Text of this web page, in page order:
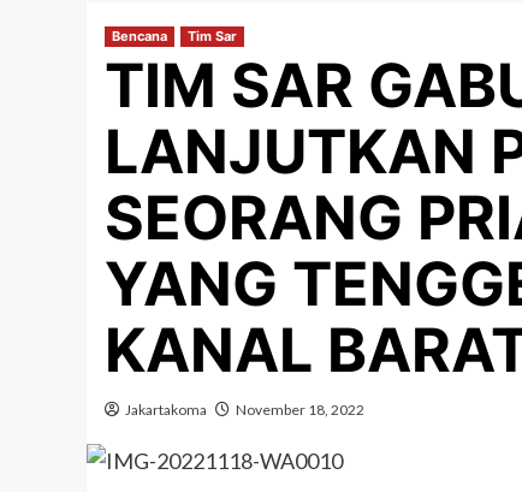
Bencana Tim Sar
TIM SAR
LANJUTKAN
SEORANG
YANG
KANAL
Jakartakoma November 18, 2022